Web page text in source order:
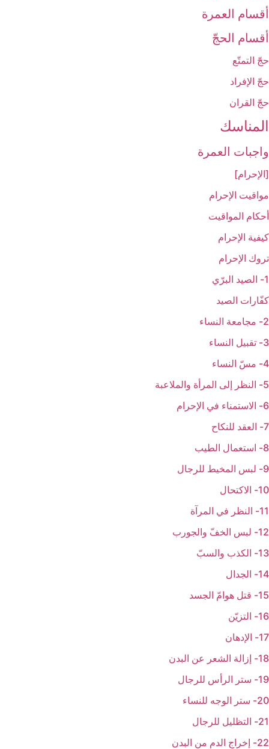
أقسام العمرة
أقسام الحجّ‏
حجّ التمتّع‏
حجّ الإفراد
حجّ القران‏
المناسك‏
واجبات العمرة
[الإحرام‏]
مواقيت الإحرام‏
أحكام المواقيت‏
كيفية الإحرام‏
تروك الإحرام‏
1- الصيد البرّي
كفّارات الصيد
2- مجامعة النساء
3- تقبيل النساء
4- مسّ النساء
5- النظر إلى المرأة والملاعبة
6- الاستمناء في الإحرام
7- العقد للنكاح
8- استعمال الطيب
9- لبس المخيط للرجال
10- الاكتحال
11- النظر في المرآة
12- لبس الخفّ والجورب
13- الكذب والسبّ
14- الجدال
15- قتل هوامّ الجسد
16- التزيّن
17- الإدهان
18- إزالة الشعر عن البدن
19- ستر الرأس للرجال
20- ستر الوجه للنساء
21- التظليل للرجال
22- إخراج الدم من البدن